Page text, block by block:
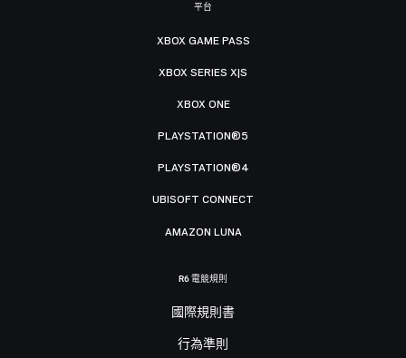
平台
XBOX GAME PASS
XBOX SERIES X|S
XBOX ONE
PLAYSTATION®5
PLAYSTATION®4
UBISOFT CONNECT
AMAZON LUNA
R6 電競規則
國際規則書
行為準則